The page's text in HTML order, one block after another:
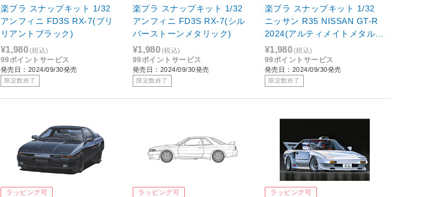
楽プラ スナップキット 1/32
アンフィニ FD3S RX-7(ブリ
リアントブラック)
¥1,980(税込)
99ポイントサービス
発売日：2024/09/30発売
限定数終了
楽プラ スナップキット 1/32
アンフィニ FD3S RX-7(シル
バーストーンメタリック)
¥1,980(税込)
99ポイントサービス
発売日：2024/09/30発売
限定数終了
楽プラ スナップキット 1/32
ニッサン R35 NISSAN GT-R
2024(アルティメイトメタルシ
ルバー)
¥1,980(税込)
99ポイントサービス
発売日：2024/09/30発売
限定数終了
ラッピング可
ラッピング可
ラッピング可